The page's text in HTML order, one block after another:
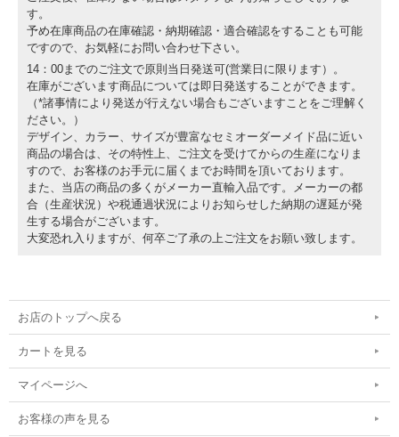
す。
予め在庫商品の在庫確認・納期確認・適合確認をすることも可能
ですので、お気軽にお問い合わせ下さい。
14：00までのご注文で原則当日発送可(営業日に限ります）。
在庫がございます商品については即日発送することができます。
（*諸事情により発送が行えない場合もございますことをご理解く
ださい。）
デザイン、カラー、サイズが豊富なセミオーダーメイド品に近い
商品の場合は、その特性上、ご注文を受けてからの生産になりま
すので、お客様のお手元に届くまでお時間を頂いております。
また、当店の商品の多くがメーカー直輸入品です。メーカーの都
合（生産状況）や税通過状況によりお知らせした納期の遅延が発
生する場合がございます。
大変恐れ入りますが、何卒ご了承の上ご注文をお願い致します。
お店のトップへ戻る
カートを見る
マイページへ
お客様の声を見る